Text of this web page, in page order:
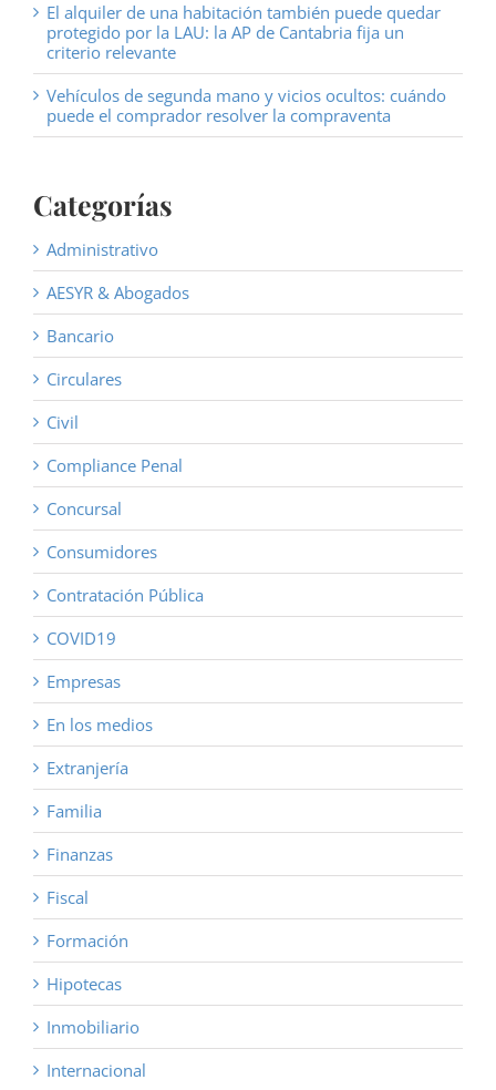
El alquiler de una habitación también puede quedar
protegido por la LAU: la AP de Cantabria fija un
criterio relevante
Vehículos de segunda mano y vicios ocultos: cuándo
puede el comprador resolver la compraventa
Categorías
Administrativo
AESYR & Abogados
Bancario
Circulares
Civil
Compliance Penal
Concursal
Consumidores
Contratación Pública
COVID19
Empresas
En los medios
Extranjería
Familia
Finanzas
Fiscal
Formación
Hipotecas
Inmobiliario
Internacional